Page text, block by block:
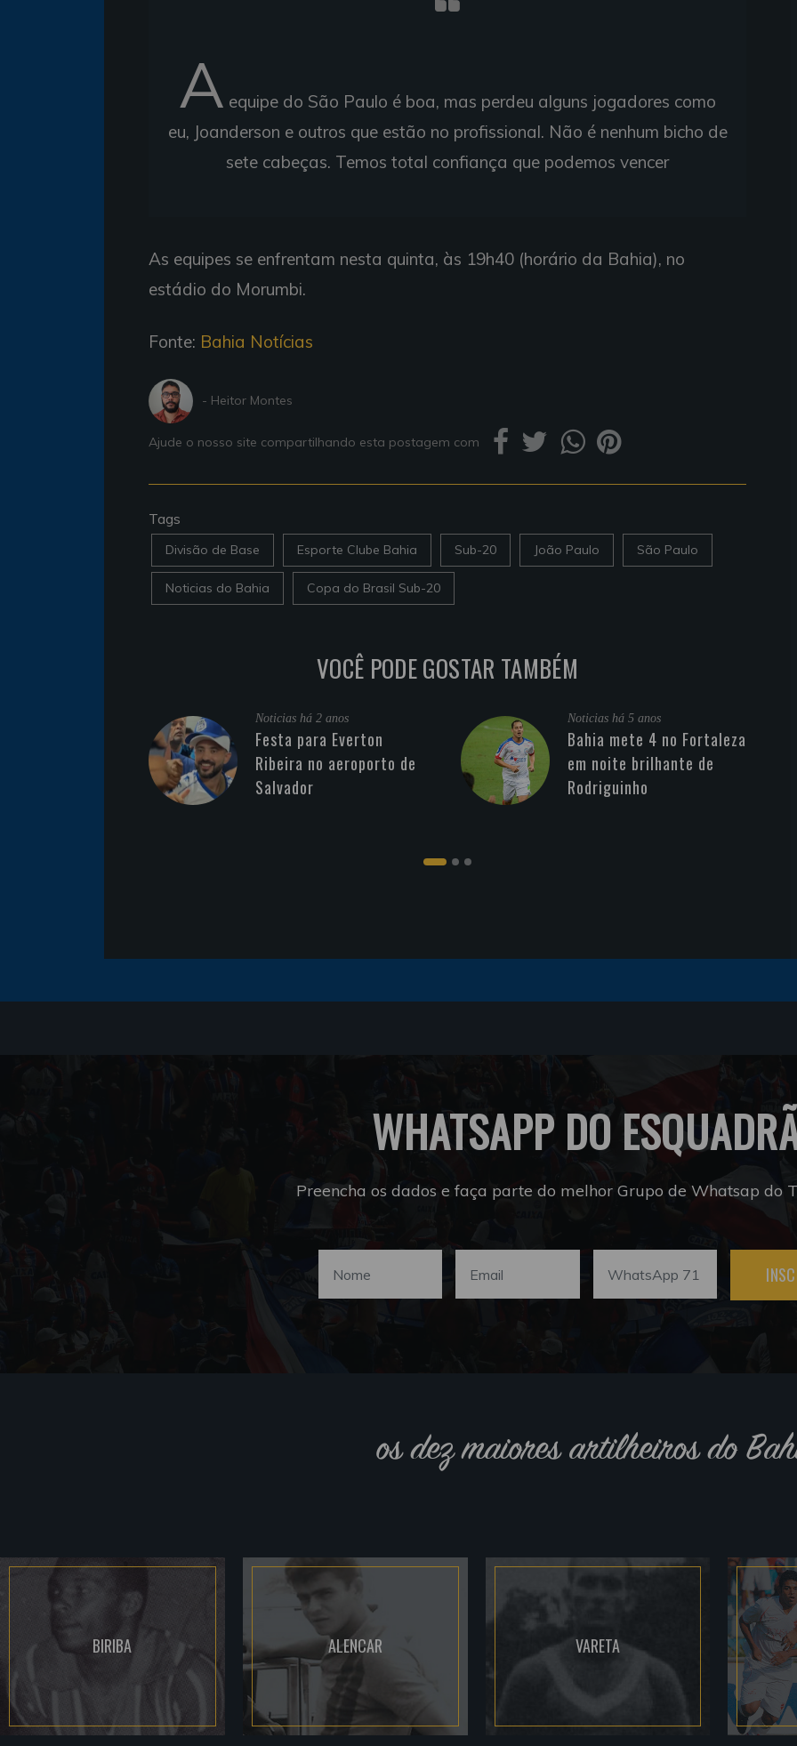
A equipe do São Paulo é boa, mas perdeu alguns jogadores como
eu, Joanderson e outros que estão no profissional. Não é nenhum bicho de
sete cabeças. Temos total confiança que podemos vencer
As equipes se enfrentam nesta quinta, às 19h40 (horário da Bahia), no
estádio do Morumbi.
Fonte: Bahia Notícias
- Heitor Montes
Ajude o nosso site compartilhando esta postagem com
Tags
Divisão de Base Esporte Clube Bahia Sub-20 João Paulo São Paulo
Noticias do Bahia Copa do Brasil Sub-20
VOCÊ PODE GOSTAR TAMBÉM
Noticias há 2 anos
Festa para Everton
Ribeira no aeroporto de
Salvador
Noticias há 5 anos
Bahia mete 4 no Fortaleza
em noite brilhante de
Rodriguinho
WHATSAPP DO
Preencha os dados e faça parte do melhor Grupo de Whatsap do
os dez maiores artilheiros do
BIRIBA ALENCAR VARETA